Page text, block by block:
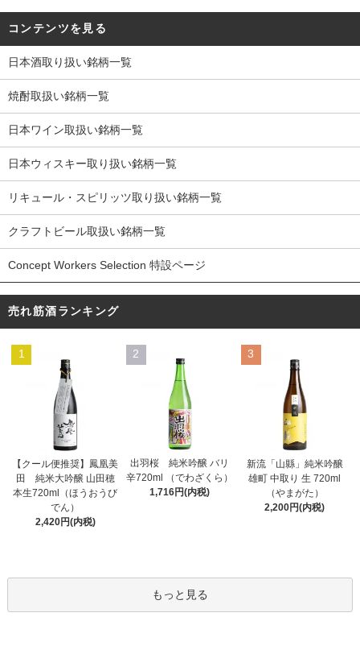
コンテンツを見る
日本酒取り扱い銘柄一覧
焼酎取扱い銘柄一覧
日本ワイン取扱い銘柄一覧
日本ウィスキー取り扱い銘柄一覧
リキュール・スピリッツ取り扱い銘柄一覧
クラフトビール取扱い銘柄一覧
Concept Workers Selection 特設ページ
売れ筋酒ランキング
1
【クール便推奨】鳳凰美
田 純米大吟醸 山田穂
本生720ml（ほうおうび
でん）
2,420円(内税)
2
出羽桜 純米吟醸 バリ
辛720ml （でわざくら）
1,716円(内税)
3
新流「山縣」純米吟醸
雄町 中取り 生 720ml
（やまがた）
2,200円(内税)
もっと見る